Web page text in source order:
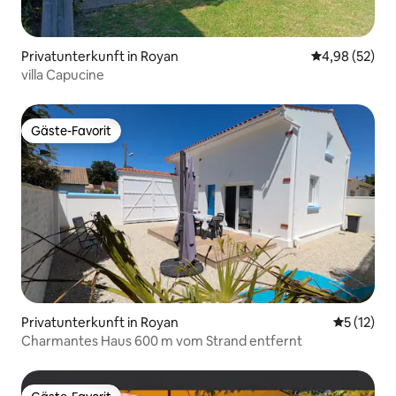
Privatunterkunft in Royan
4,98 (52)
villa Capucine
Gäste-Favorit
Gäste-Favorit
Privatunterkunft in Royan
5 (12)
Charmantes Haus 600 m vom Strand entfernt